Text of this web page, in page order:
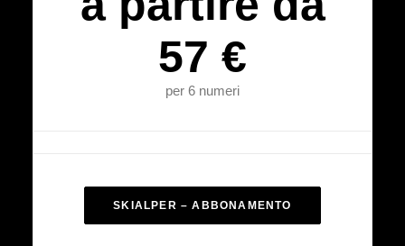
57 €
per 6 numeri
SKIALPER – ABBONAMENTO